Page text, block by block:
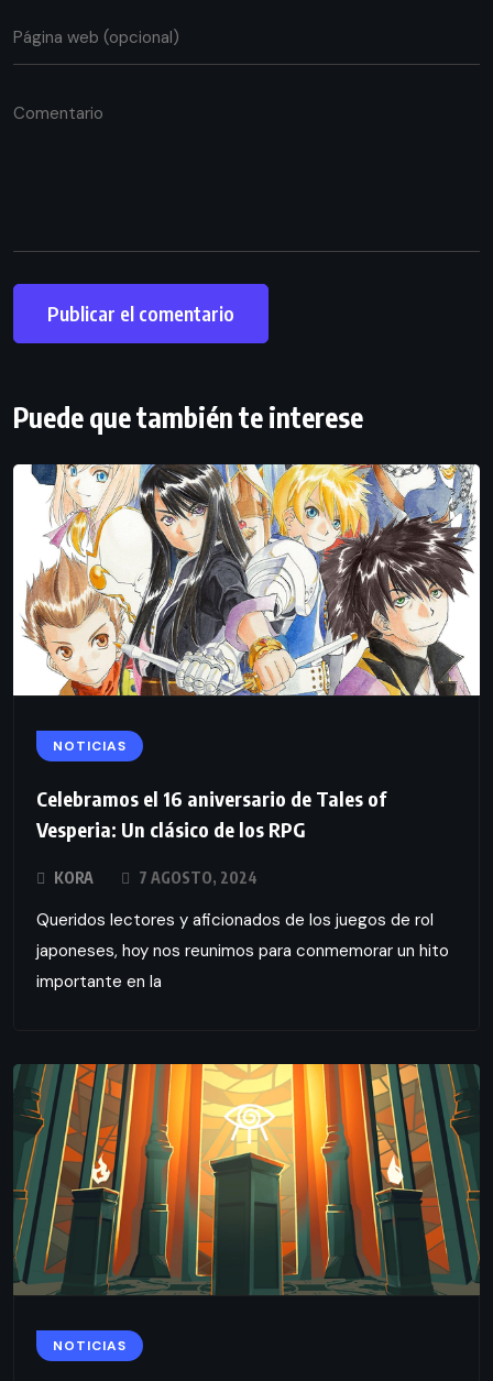
Puede que también te interese
NOTICIAS
Celebramos el 16 aniversario de Tales of
Vesperia: Un clásico de los RPG
KORA 7 AGOSTO, 2024
Queridos lectores y aficionados de los juegos de rol
japoneses, hoy nos reunimos para conmemorar un hito
importante en la
NOTICIAS